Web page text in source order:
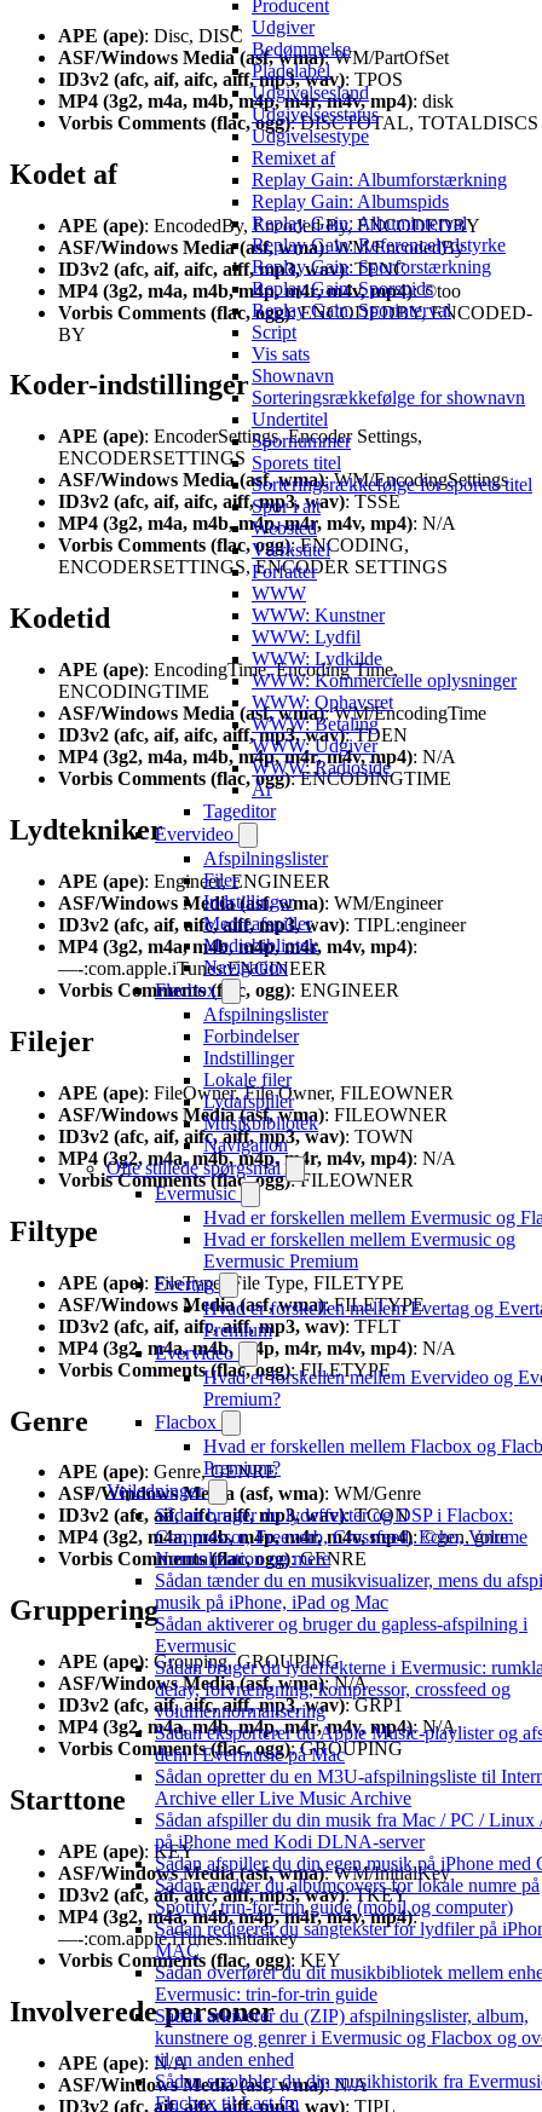
Producent
Udgiver
Bedømmelse
Pladelabel
Udgivelsesland
Udgivelsesstatus
Udgivelsestype
Remixet af
Replay Gain: Albumforstærkning
Replay Gain: Albumspids
Replay Gain: Albuminterval
Replay Gain: Referencelydstyrke
Replay Gain: Sporforstærkning
Replay Gain: Sporspids
Replay Gain: Sporinterval
Script
Vis sats
Shownavn
Sorteringsrækkefølge for shownavn
Undertitel
Spornummer
Sporets titel
Sorteringsrækkefølge for sporets titel
Spor i alt
Websted
Værkstitel
Forfatter
WWW
WWW: Kunstner
WWW: Lydfil
WWW: Lydkilde
WWW: Kommercielle oplysninger
WWW: Ophavsret
WWW: Betaling
WWW: Udgiver
WWW: Radioside
År
Tageditor
Evervideo
Afspilningslister
Filer
Indstillinger
Medieafspiller
Mediebibliotek
Navigation
Flacbox
Afspilningslister
Forbindelser
Indstillinger
Lokale filer
Lydafspiller
Musikbibliotek
Navigation
Ofte stillede spørgsmål
Evermusic
Hvad er forskellen mellem Evermusic og
Hvad er forskellen mellem Evermusic og
Evermusic Premium
Evertag
Hvad er forskellen mellem Evertag og
Premium
Evervideo
Hvad er forskellen mellem Evervideo og
Premium?
Flacbox
Hvad er forskellen mellem Flacbox og
Premium?
Vejledninger
Sådan bruger du lydeffekter og DSP i Flacbox:
Compressor, Freeverb, Crossfeed, Echo, Volume
Normalization og mere
Sådan tænder du en musikvisualizer, mens du
musik på iPhone, iPad og Mac
Sådan aktiverer og bruger du gapless-afspilning i
Evermusic
Sådan bruger du lydeffekterne i Evermusic:
delay, forvrængning, kompressor, crossfeed og
volumennormalisering
Sådan eksporterer du Apple Music-playlister og
dem i Evermusic på Mac
Sådan opretter du en M3U-afspilningsliste til
Archive eller Live Music Archive
Sådan afspiller du din musik fra Mac / PC /
på iPhone med Kodi DLNA-server
Sådan afspiller du din egen musik på iPhone med
Sådan ændrer du albumcovers for lokale numre på
Spotify: trin-for-trin guide (mobil og computer)
Sådan redigerer du sangtekster for lydfiler på
MAC
Sådan overfører du dit musikbibliotek mellem
Evermusic: trin-for-trin guide
Sådan arkiverer du (ZIP) afspilningslister, album,
kunstnere og genrer i Evermusic og Flacbox og
til en anden enhed
Sådan scrobbler du din musikhistorik fra
Flacbox til Last.fm
APE (ape): Disc, DISC
ASF/Windows Media (asf, wma): WM/PartOfSet
ID3v2 (afc, aif, aifc, aiff, mp3, wav): TPOS
MP4 (3g2, m4a, m4b, m4p, m4r, m4v, mp4): disk
Vorbis Comments (flac, ogg): DISCTOTAL, TOTALDISCS
Kodet af
APE (ape): EncodedBy, Encoded By, ENCODEDBY
ASF/Windows Media (asf, wma): WM/EncodedBy
ID3v2 (afc, aif, aifc, aiff, mp3, wav): TENC
MP4 (3g2, m4a, m4b, m4p, m4r, m4v, mp4): ©too
Vorbis Comments (flac, ogg): ENCODEDBY, ENCODED-
BY
Koder-indstillinger
APE (ape): EncoderSettings, Encoder Settings,
ENCODERSETTINGS
ASF/Windows Media (asf, wma): WM/EncodingSettings
ID3v2 (afc, aif, aifc, aiff, mp3, wav): TSSE
MP4 (3g2, m4a, m4b, m4p, m4r, m4v, mp4): N/A
Vorbis Comments (flac, ogg): ENCODING,
ENCODERSETTINGS, ENCODER SETTINGS
Kodetid
APE (ape): EncodingTime, Encoding Time,
ENCODINGTIME
ASF/Windows Media (asf, wma): WM/EncodingTime
ID3v2 (afc, aif, aifc, aiff, mp3, wav): TDEN
MP4 (3g2, m4a, m4b, m4p, m4r, m4v, mp4): N/A
Vorbis Comments (flac, ogg): ENCODINGTIME
Lydtekniker
APE (ape): Engineer, ENGINEER
ASF/Windows Media (asf, wma): WM/Engineer
ID3v2 (afc, aif, aifc, aiff, mp3, wav): TIPL:engineer
MP4 (3g2, m4a, m4b, m4p, m4r, m4v, mp4):
—-:com.apple.iTunes:ENGINEER
Vorbis Comments (flac, ogg): ENGINEER
Filejer
APE (ape): FileOwner, File Owner, FILEOWNER
ASF/Windows Media (asf, wma): FILEOWNER
ID3v2 (afc, aif, aifc, aiff, mp3, wav): TOWN
MP4 (3g2, m4a, m4b, m4p, m4r, m4v, mp4): N/A
Vorbis Comments (flac, ogg): FILEOWNER
Filtype
APE (ape): FileType, File Type, FILETYPE
ASF/Windows Media (asf, wma): FILETYPE
ID3v2 (afc, aif, aifc, aiff, mp3, wav): TFLT
MP4 (3g2, m4a, m4b, m4p, m4r, m4v, mp4): N/A
Vorbis Comments (flac, ogg): FILETYPE
Genre
APE (ape): Genre, GENRE
ASF/Windows Media (asf, wma): WM/Genre
ID3v2 (afc, aif, aifc, aiff, mp3, wav): TCON
MP4 (3g2, m4a, m4b, m4p, m4r, m4v, mp4): ©gen, gnre
Vorbis Comments (flac, ogg): GENRE
Gruppering
APE (ape): Grouping, GROUPING
ASF/Windows Media (asf, wma): N/A
ID3v2 (afc, aif, aifc, aiff, mp3, wav): GRP1
MP4 (3g2, m4a, m4b, m4p, m4r, m4v, mp4): N/A
Vorbis Comments (flac, ogg): GROUPING
Starttone
APE (ape): KEY
ASF/Windows Media (asf, wma): WM/InitialKey
ID3v2 (afc, aif, aifc, aiff, mp3, wav): TKEY
MP4 (3g2, m4a, m4b, m4p, m4r, m4v, mp4):
—-:com.apple.iTunes:initialkey
Vorbis Comments (flac, ogg): KEY
Involverede personer
APE (ape): N/A
ASF/Windows Media (asf, wma): N/A
ID3v2 (afc, aif, aifc, aiff, mp3, wav): TIPL